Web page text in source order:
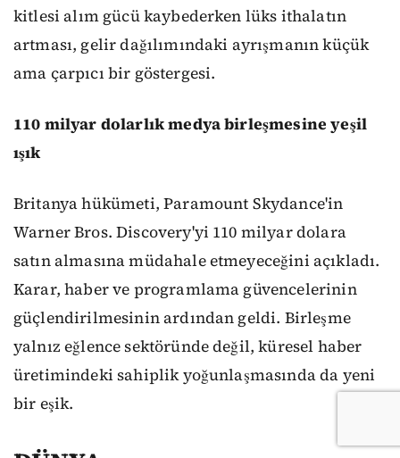
kitlesi alım gücü kaybederken lüks ithalatın
artması, gelir dağılımındaki ayrışmanın küçük
ama çarpıcı bir göstergesi.
110 milyar dolarlık medya birleşmesine yeşil
ışık
Britanya hükümeti, Paramount Skydance'in
Warner Bros. Discovery'yi 110 milyar dolara
satın almasına müdahale etmeyeceğini açıkladı.
Karar, haber ve programlama güvencelerinin
güçlendirilmesinin ardından geldi. Birleşme
yalnız eğlence sektöründe değil, küresel haber
üretimindeki sahiplik yoğunlaşmasında da yeni
bir eşik.